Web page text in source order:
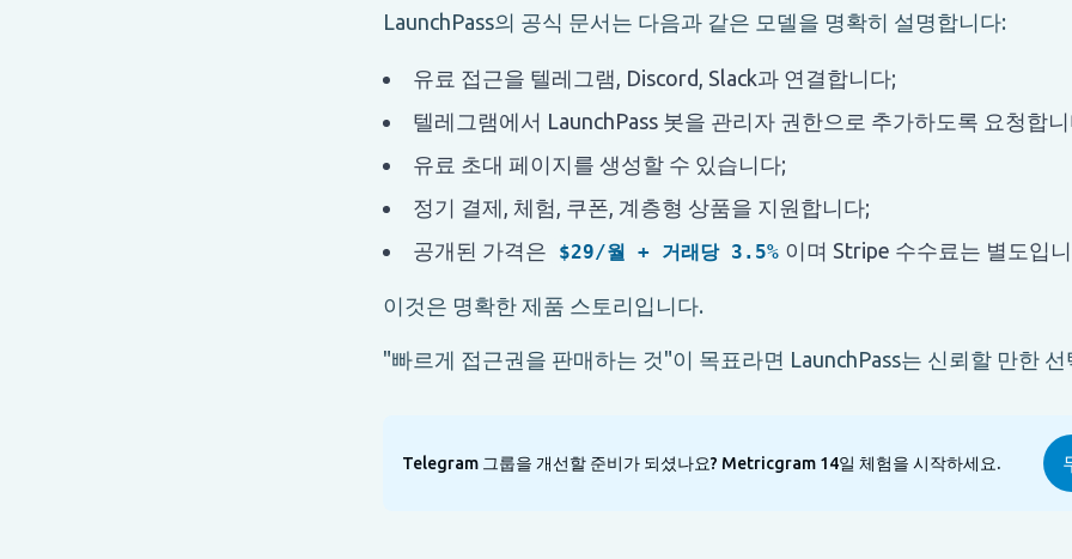
LaunchPass의 공식 문서는 다음과 같은 모델을 명확히 설명합니다:
유료 접근을 텔레그램, Discord, Slack과 연결합니다;
텔레그램에서 LaunchPass 봇을 관리자 권한으로 추가하도록 요청합
유료 초대 페이지를 생성할 수 있습니다;
정기 결제, 체험, 쿠폰, 계층형 상품을 지원합니다;
공개된 가격은
$29/월 + 거래당 3.5% 이며 Stripe 수수료는 별도입
이것은 명확한 제품 스토리입니다.
"빠르게 접근권을 판매하는 것"이 목표라면 LaunchPass는 신뢰할 만한
Telegram 그룹을 개선할 준비가 되셨나요? Metricgram 14일 체험을 시작하세요.